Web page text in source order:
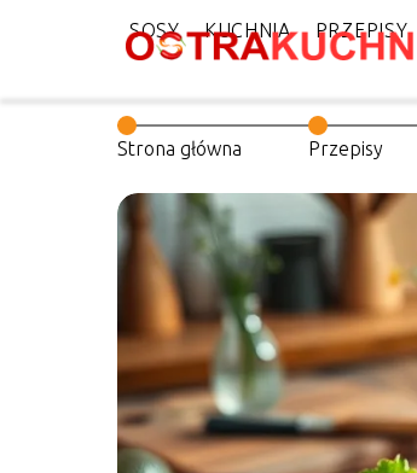
SOSY KUCHNIA PRZEPISY
Strona główna Przepisy